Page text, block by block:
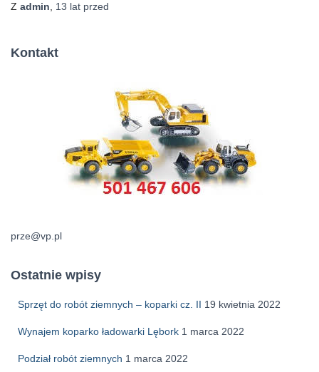
Z admin 13 lat przed
Kontakt
prze@vp.pl
Ostatnie wpisy
Sprzęt do robót ziemnych – koparki cz. II 19 kwietnia 2022
Wynajem koparko ładowarki Lębork 1 marca 2022
Podział robót ziemnych 1 marca 2022